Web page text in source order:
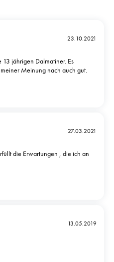
23.10.2021
13 jährigen Dalmatiner. Es
Meinung nach auch gut.
27.03.2021
die Erwartungen , die ich an
13.05.2019